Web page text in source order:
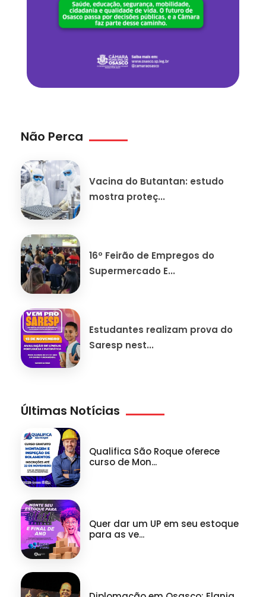
Não Perca
Vacina do Butantan: estudo
mostra proteç...
16º Feirão de Empregos do
Supermercado E...
Estudantes realizam prova do
Saresp nest...
Últimas Notícias
Qualifica São Roque oferece
curso de Mon...
Quer dar um UP em seu estoque
para as ve...